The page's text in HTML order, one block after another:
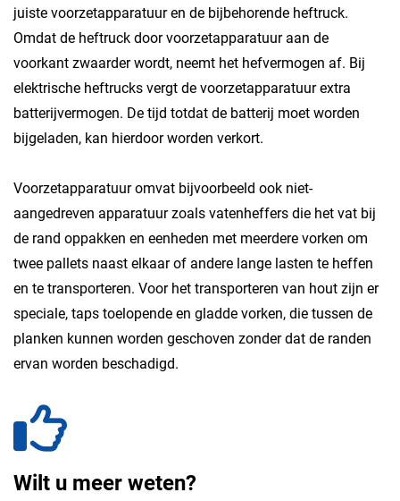
juiste voorzetapparatuur en de bijbehorende heftruck.
Omdat de heftruck door voorzetapparatuur aan de
voorkant zwaarder wordt, neemt het hefvermogen af. Bij
elektrische heftrucks vergt de voorzetapparatuur extra
batterijvermogen. De tijd totdat de batterij moet worden
bijgeladen, kan hierdoor worden verkort.
Voorzetapparatuur omvat bijvoorbeeld ook niet-
aangedreven apparatuur zoals vatenheffers die het vat bij
de rand oppakken en eenheden met meerdere vorken om
twee pallets naast elkaar of andere lange lasten te heffen
en te transporteren. Voor het transporteren van hout zijn er
speciale, taps toelopende en gladde vorken, die tussen de
planken kunnen worden geschoven zonder dat de randen
ervan worden beschadigd.
Wilt u meer weten?